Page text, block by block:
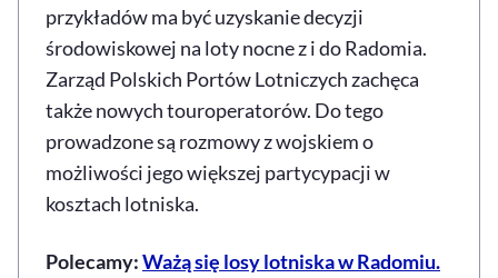
przykładów ma być uzyskanie decyzji
środowiskowej na loty nocne z i do Radomia.
Zarząd Polskich Portów Lotniczych zachęca
także nowych touroperatorów. Do tego
prowadzone są rozmowy z wojskiem o
możliwości jego większej partycypacji w
kosztach lotniska.
Polecamy:Ważą się losy lotniska w Radomiu.